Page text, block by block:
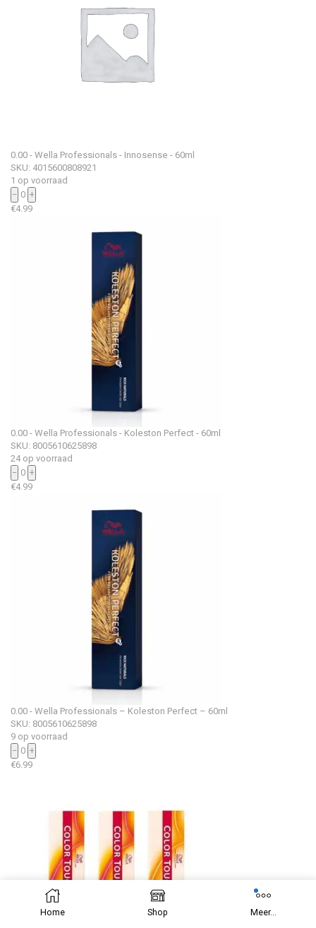
0.00 - Wella Professionals - Innosense - 60ml
SKU: 4015600808921
1 op voorraad
− 0 +
€4.99
0.00 - Wella Professionals - Koleston Perfect - 60ml
SKU: 8005610625898
24 op voorraad
− 0 +
€4.99
0.00 - Wella Professionals – Koleston Perfect – 60ml
SKU: 8005610625898
9 op voorraad
− 0 +
€6.99
Home Shop Meer...